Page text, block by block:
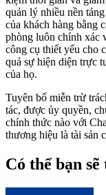
quản lý nhiều nền
của khách hàng bằng
phòng luôn chính xác
công cụ thiết yếu cho
quả sự hiện diện trực
của họ.
Tuyên bố miễn trừ
tác, được ủy quyền,
chính thức nào với
thương hiệu là tài sản
Có thể bạn